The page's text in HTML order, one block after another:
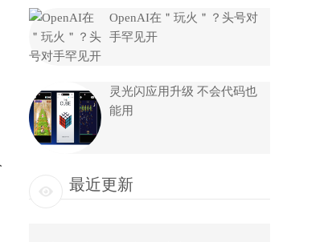
OpenAI在＂玩火＂？头号对
手罕见开
灵光闪应用升级 不会代码也
能用
最近更新